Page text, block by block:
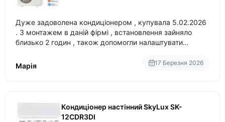
Дуже задоволена кондиціонером , купувала 5.02.2026
. З монтажем в даній фірмі , встановлення зайняло
близько 2 годин , також допомогли налаштувати
Марія
17 Березня 2026
Кондиціонер настінний SkyLux SK-
12CDR3DI